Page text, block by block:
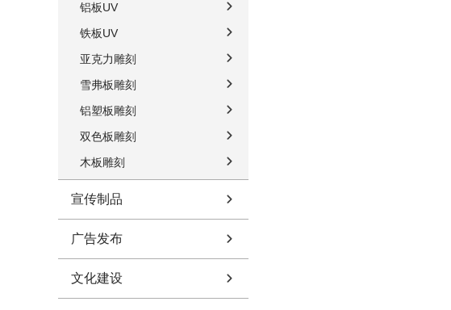
铝板UV
铁板UV
亚克力雕刻
雪弗板雕刻
铝塑板雕刻
双色板雕刻
木板雕刻
宣传制品
广告发布
文化建设